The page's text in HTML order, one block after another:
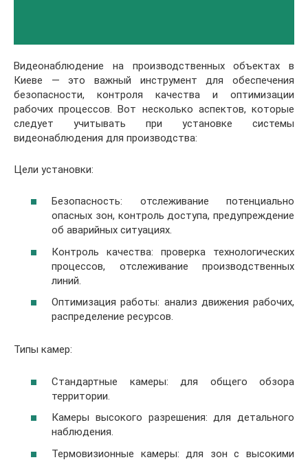
Видеонаблюдение на производственных объектах в
Киеве — это важный инструмент для обеспечения
безопасности, контроля качества и оптимизации
рабочих процессов. Вот несколько аспектов, которые
следует учитывать при установке системы
видеонаблюдения для производства:
Цели установки:
Безопасность: отслеживание потенциально
опасных зон, контроль доступа, предупреждение
об аварийных ситуациях.
Контроль качества: проверка технологических
процессов, отслеживание производственных
линий.
Оптимизация работы: анализ движения рабочих,
распределение ресурсов.
Типы камер:
Стандартные камеры: для общего обзора
территории.
Камеры высокого разрешения: для детального
наблюдения.
Термовизионные камеры: для зон с высокими